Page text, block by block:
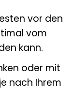
vor den
vom
kann.
oder mit
nach Ihrem